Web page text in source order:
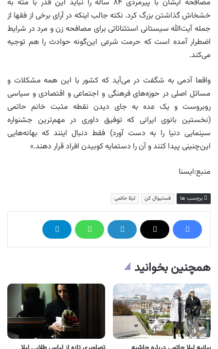
مصافحه ایشان با پیرمردی ۸۴ ساله را نباید این قدر با مته به
خشخاش گذاشتن بزرگ کرد. نکته جالب اینکه در آرای برخی از فقها از
جمله آیت‌الله سیستانی استثنائاتی برای مصافحه زن و مرد در شرایط
اضطرار آمده است که حرمت شرعی این‌گونه حوادث را هم توجیه
می‌کند.
واقعا آدمی به شگفت در می‌آید که کشور با این همه مشکلات و
مسائل اصلی در حوزه‌های فرهنگی و اجتماعی و اقتصادی و سیاسی
روبروست و یک عده به جای دیدن نقطه مثبت خانم حاتمی
(نخستین بانوی ایرانی که توفیق داوری در مهم‌ترین جشنواره
سینمایی دنیا را به دست آورد) فقط دنبال اینند که بهانه‌هایی
این‌چنینی پیدا کنند و آن را دستمایه کوبیدن افراد قرار دهند.»
منبع:ایسنا
برچسب ها فستیوال کن لیلا حاتمی
همچنین بخوانید